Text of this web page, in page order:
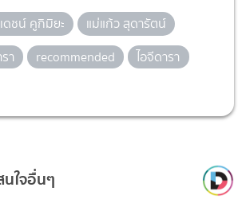
ชน์ คูกิมิยะ
แม่แก้ว สุดารัตน์
า recommended ไอจีดารา
ใจอื่นๆ